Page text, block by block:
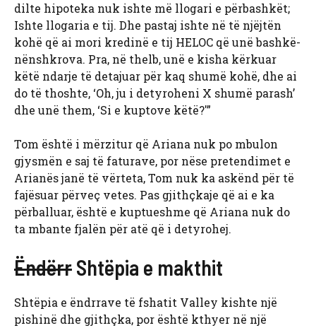
dilte hipoteka nuk ishte më llogari e përbashkët;
Ishte llogaria e tij. Dhe pastaj ishte në të njëjtën
kohë që ai mori kredinë e tij HELOC që unë bashkë-
nënshkrova. Pra, në thelb, unë e kisha kërkuar
këtë ndarje të detajuar për kaq shumë kohë, dhe ai
do të thoshte, ‘Oh, ju i detyroheni X shumë parash’
dhe unë them, ‘Si e kuptove këtë?'”
Tom është i mërzitur që Ariana nuk po mbulon
gjysmën e saj të faturave, por nëse pretendimet e
Arianës janë të vërteta, Tom nuk ka askënd për të
fajësuar përveç vetes. Pas gjithçkaje që ai e ka
përballuar, është e kuptueshme që Ariana nuk do
ta mbante fjalën për atë që i detyrohej.
ËndërrShtëpia e makthit
Shtëpia e ëndrrave të fshatit Valley kishte një
pishinë dhe gjithçka, por është kthyer në një